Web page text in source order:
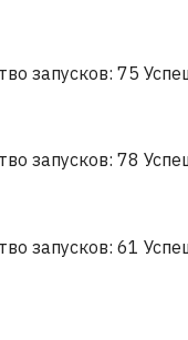
запусков: 75
запусков: 78
запусков: 61